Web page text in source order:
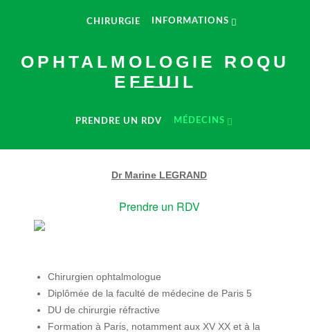
CHIRURGIE INFORMATIONS
OPHTALMOLOGIE ROQU
EFEUIL
PRENDRE UN RDV MÉDECINS
Dr Marine LEGRAND
Prendre un RDV
Chirurgien ophtalmologue
Diplômée de la faculté de médecine de Paris 5
DU de chirurgie réfractive
Formation à Paris, notamment aux XV XX et à la